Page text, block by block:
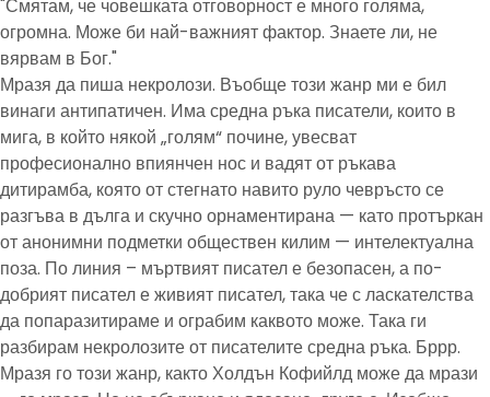
"Смятам, че човешката отговорност е много голяма,
огромна. Може би най-важният фактор. Знаете ли, не
вярвам в Бог."
Мразя да пиша некролози. Въобще този жанр ми е бил
винаги антипатичен. Има средна ръка писатели, които в
мига, в който някой „голям“ почине, увесват
професионално впиянчен нос и вадят от ръкава
дитирамба, която от стегнато навито руло чевръсто се
разгъва в дълга и скучно орнаментирана — като протъркан
от анонимни подметки обществен килим — интелектуална
поза. По линия – мъртвият писател е безопасен, а по-
добрият писател е живият писател, така че с ласкателства
да попаразитираме и ограбим каквото може. Така ги
разбирам некролозите от писателите средна ръка. Бррр.
Мразя го този жанр, както Холдън Кофийлд може да мрази